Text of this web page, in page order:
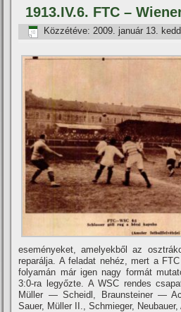
1913.IV.6. FTC –
Közzétéve: 2009. január 13. kedd
eseményeket, amelyekből az
reparálja. A feladat nehéz, mert a
folyamán már igen nagy formát
3:0-ra legyőzte. A WSC rendes
Müller — Scheidl, Braunsteiner —
Sauer, Müller II., Schmieger, Neubauer,